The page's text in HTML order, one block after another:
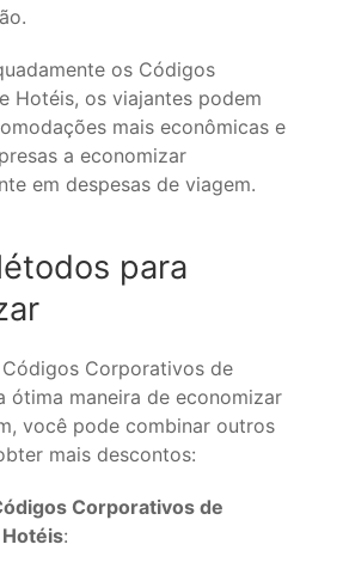
os Códigos
Hotéis, os viajantes podem
mais econômicas e
a economizar
em despesas de viagem.
para
Corporativos de
ótima maneira de economizar
você pode combinar outros
mais descontos:
Corporativos de
: